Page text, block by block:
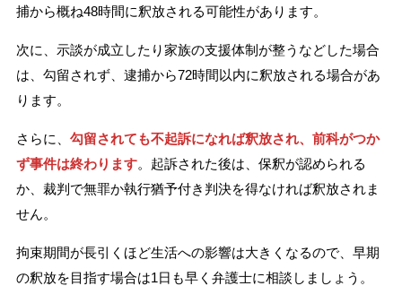
捕から概ね48時間に釈放される可能性があります。
次に、示談が成立したり家族の支援体制が整うなどした場合
は、勾留されず、逮捕から72時間以内に釈放される場合があ
ります。
さらに、 勾留されても不起訴になれば釈放され、前科がつか
ず事件は終わります。起訴された後は、保釈が認められる
か、裁判で無罪か執行猶予付き判決を得なければ釈放されま
せん。
拘束期間が長引くほど生活への影響は大きくなるので、早期
の釈放を目指す場合は1日も早く弁護士に相談しましょう。